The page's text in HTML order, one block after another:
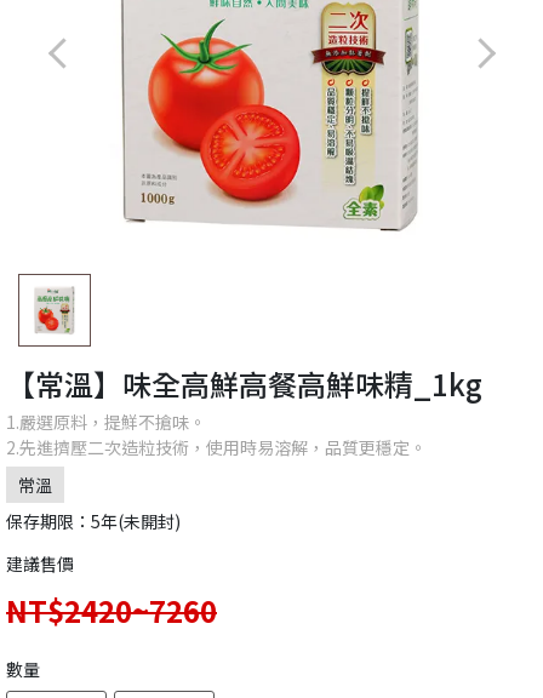
【常溫】味全高鮮高餐高鮮味精_1kg
1.嚴選原料，提鮮不搶味。
2.先進擠壓二次造粒技術，使用時易溶解，品質更穩定。
常溫
保存期限：5年(未開封)
建議售價
NT$2420~7260
數量